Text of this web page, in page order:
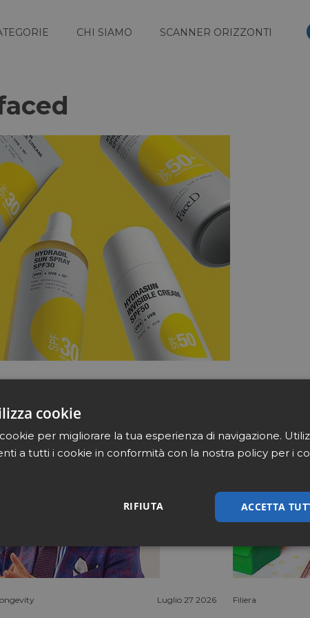
CHI SIAMO SCANNER ORIZZONTI
Luglio 27 2026 Filiera
cookie
per migliorare la tua esperienza di navigazione.
a tutti i cookie in conformità con la nostra policy per i
ACCETTA
RIFIUTA
Marketing Non classificati